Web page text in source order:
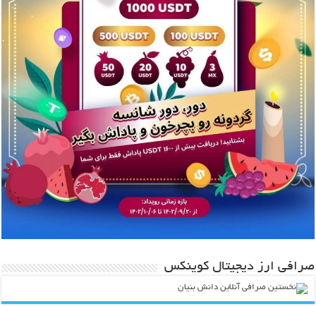
صرافی ارز دیجیتال کوینکس